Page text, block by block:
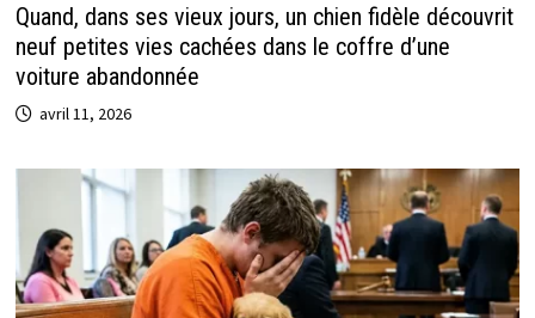
Quand, dans ses vieux jours, un chien fidèle découvrit
neuf petites vies cachées dans le coffre d’une
voiture abandonnée
avril 11, 2026